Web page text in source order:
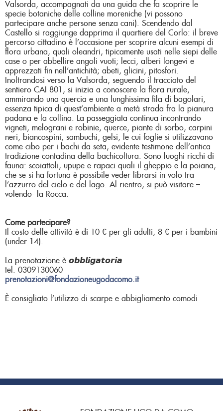
Valsorda, accompagnati da una guida che fa scoprire le
specie botaniche delle colline moreniche (vi possono
partecipare anche persone senza cani). Scendendo dal
Castello si raggiunge dapprima il quartiere del Corlo: il breve
percorso cittadino è l’occasione per scoprire alcuni esempi di
flora urbana, quali oleandri, tipicamente usati nelle siepi delle
case o per abbellire angoli vuoti; lecci, alberi longevi e
apprezzati fin nell’antichità; abeti, glicini, pitosfori.
Inoltrandosi verso la Valsorda, seguendo il tracciato del
sentiero CAI 801, si inizia a conoscere la flora rurale,
ammirando una quercia e una lunghissima fila di bagolari,
essenza tipica di quest’ambiente a metà strada fra la pianura
padana e la collina. La passeggiata continua incontrando
vigneti, melograni e robinie, querce, piante di sorbo, carpini
neri, biancospini, sambuchi, gelsi, le cui foglie si utilizzavano
come cibo per i bachi da seta, evidente testimone dell’antica
tradizione contadina della bachicoltura. Sono luoghi ricchi di
fauna: scoiattoli, upupe e rapaci quali il gheppio e la poiana,
che se si ha fortuna è possibile veder librarsi in volo tra
l’azzurro del cielo e del lago. Al rientro, si può visitare –
volendo- la Rocca.
Come partecipare?
Il costo delle attività è di 10 € per gli adulti, 8 € per i bambini
(under 14).
La prenotazione è 𝙤𝙗𝙗𝙡𝙞𝙜𝙖𝙩𝙤𝙧𝙞𝙖
tel. 0309130060
prenotazioni@fondazioneugodacomo.it
È consigliato l’utilizzo di scarpe e abbigliamento comodi